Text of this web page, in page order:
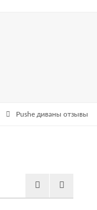
Pushe диваны отзывы